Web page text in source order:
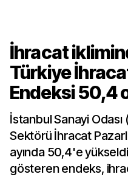
İhracat
Türkiye
Endeksi 50,4
İstanbul Sanayi
Sektörü İhracat
ayında 50,4'e
gösteren endeks,